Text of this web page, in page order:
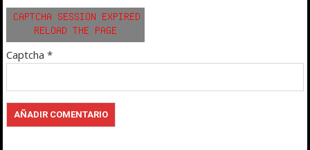
Captcha *